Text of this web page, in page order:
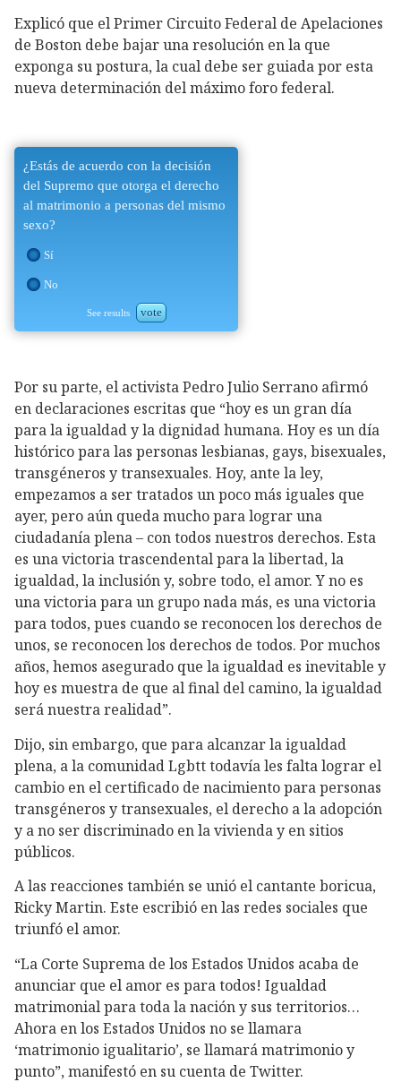
Explicó que el Primer Circuito Federal de Apelaciones
de Boston debe bajar una resolución en la que
exponga su postura, la cual debe ser guiada por esta
nueva determinación del máximo foro federal.
¿Estás de acuerdo con la decisión
del Supremo que otorga el derecho
al matrimonio a personas del mismo
sexo?
Sí
No
See results vote
Por su parte, el activista Pedro Julio Serrano afirmó
en declaraciones escritas que “hoy es un gran día
para la igualdad y la dignidad humana. Hoy es un día
histórico para las personas lesbianas, gays, bisexuales,
transgéneros y transexuales. Hoy, ante la ley,
empezamos a ser tratados un poco más iguales que
ayer, pero aún queda mucho para lograr una
ciudadanía plena – con todos nuestros derechos. Esta
es una victoria trascendental para la libertad, la
igualdad, la inclusión y, sobre todo, el amor. Y no es
una victoria para un grupo nada más, es una victoria
para todos, pues cuando se reconocen los derechos de
unos, se reconocen los derechos de todos. Por muchos
años, hemos asegurado que la igualdad es inevitable y
hoy es muestra de que al final del camino, la igualdad
será nuestra realidad”.
Dijo, sin embargo, que para alcanzar la igualdad
plena, a la comunidad Lgbtt todavía les falta lograr el
cambio en el certificado de nacimiento para personas
transgéneros y transexuales, el derecho a la adopción
y a no ser discriminado en la vivienda y en sitios
públicos.
A las reacciones también se unió el cantante boricua,
Ricky Martin. Este escribió en las redes sociales que
triunfó el amor.
“La Corte Suprema de los Estados Unidos acaba de
anunciar que el amor es para todos! Igualdad
matrimonial para toda la nación y sus territorios…
Ahora en los Estados Unidos no se llamara
‘matrimonio igualitario’, se llamará matrimonio y
punto”, manifestó en su cuenta de Twitter.